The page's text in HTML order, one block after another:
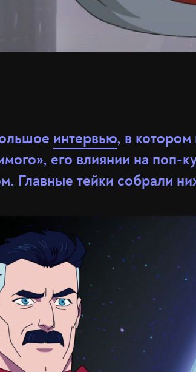
интервью, в
его влиянии на поп-
Главные тейки собрали